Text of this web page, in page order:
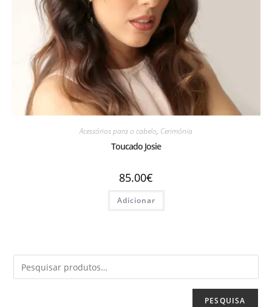
Acessórios para o cabelo, Cerimónia
Toucado Josie
85.00€
Adicionar
PESQUISA